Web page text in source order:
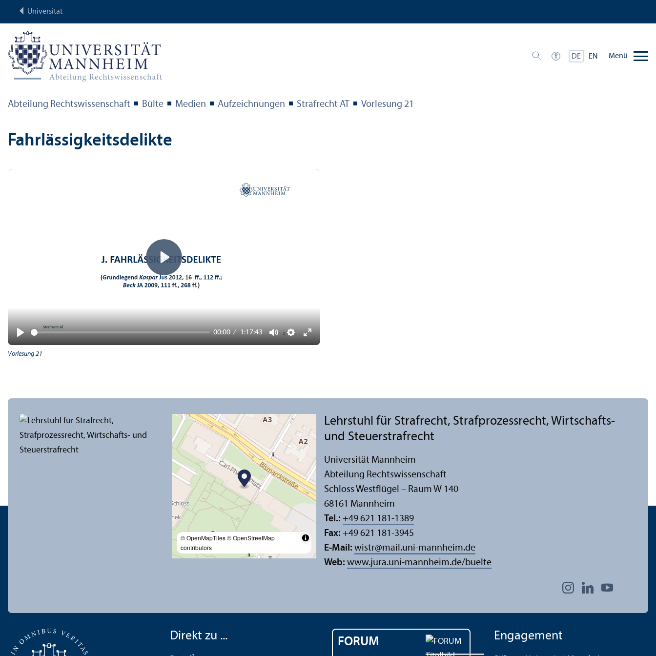
Universität
DE EN Menü
Abteilung Rechts­wissenschaft Bülte Medien Aufzeichnungen Strafrecht AT Vorlesung 21
Fahrlässigkeits­delikte
Play
00:00 1:17:43
MuteSettings
Enter
Play
Vorlesung 21
© OpenMapTiles© OpenStreetMap
contributors
Lehr­stuhl für Strafrecht, Strafprozess­recht, Wirtschafts-
und Steuerstrafrecht
Universität Mannheim
Abteilung Rechts­wissenschaft
Schloss Westflügel – Raum W 140
68161 Mannheim
Tel.: +49 621 181-1389
Fax: +49 621 181-3945
E-Mail: wistr@mail.uni-mannheim.de
Web: www.jura.uni-mannheim.de/buelte
Direkt zu ... FORUM Engagement